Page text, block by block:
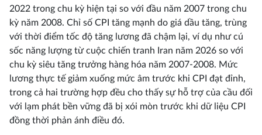
2022 trong chu kỳ hiện tại so với đầu năm 2007 trong chu
kỳ năm 2008. Chỉ số CPI tăng mạnh do giá dầu tăng, trùng
với thời điểm tốc độ tăng lương đã chậm lại, ví dụ như cú
sốc năng lượng từ cuộc chiến tranh Iran năm 2026 so với
chu kỳ siêu tăng trưởng hàng hóa năm 2007-2008. Mức
lương thực tế giảm xuống mức âm trước khi CPI đạt đỉnh,
trong cả hai trường hợp đều cho thấy sự hỗ trợ của cầu đối
với lạm phát bền vững đã bị xói mòn trước khi dữ liệu CPI
đồng thời phản ánh điều đó.